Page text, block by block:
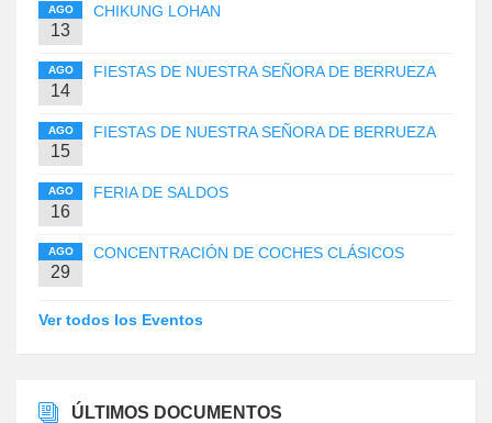
AGO
13
CHIKUNG LOHAN
AGO
14
FIESTAS DE NUESTRA SEÑORA DE BERRUEZA
AGO
15
FIESTAS DE NUESTRA SEÑORA DE BERRUEZA
AGO
16
FERIA DE SALDOS
AGO
29
CONCENTRACIÓN DE COCHES CLÁSICOS
Ver todos los Eventos
ÚLTIMOS DOCUMENTOS